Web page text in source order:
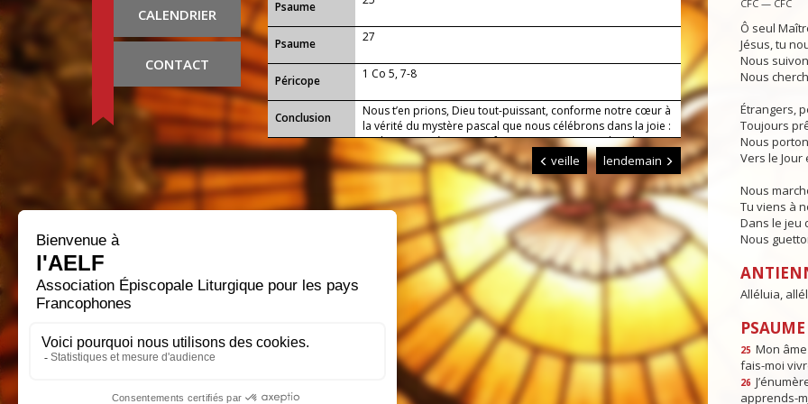
CALENDRIER
CONTACT
Psaume
Psaume 27
Péricope 1 Co 5, 7-8
Conclusion
Nous t’en prions, Dieu tout-puissant, conforme notre cœur à
la vérité du mystère pascal que nous célébrons dans la joie :
qu’il nous protège par sa force et nous apporte le salut.
veille lendemain
CFC — CFC
Ô seul
Jésus, tu
Nous
Nous
Étrangers,
Toujours
Nous
Vers le
Nous
Tu viens à
Dans le jeu
Nous
Alléluia,
25 Mon
fais-moi
26
apprends-m